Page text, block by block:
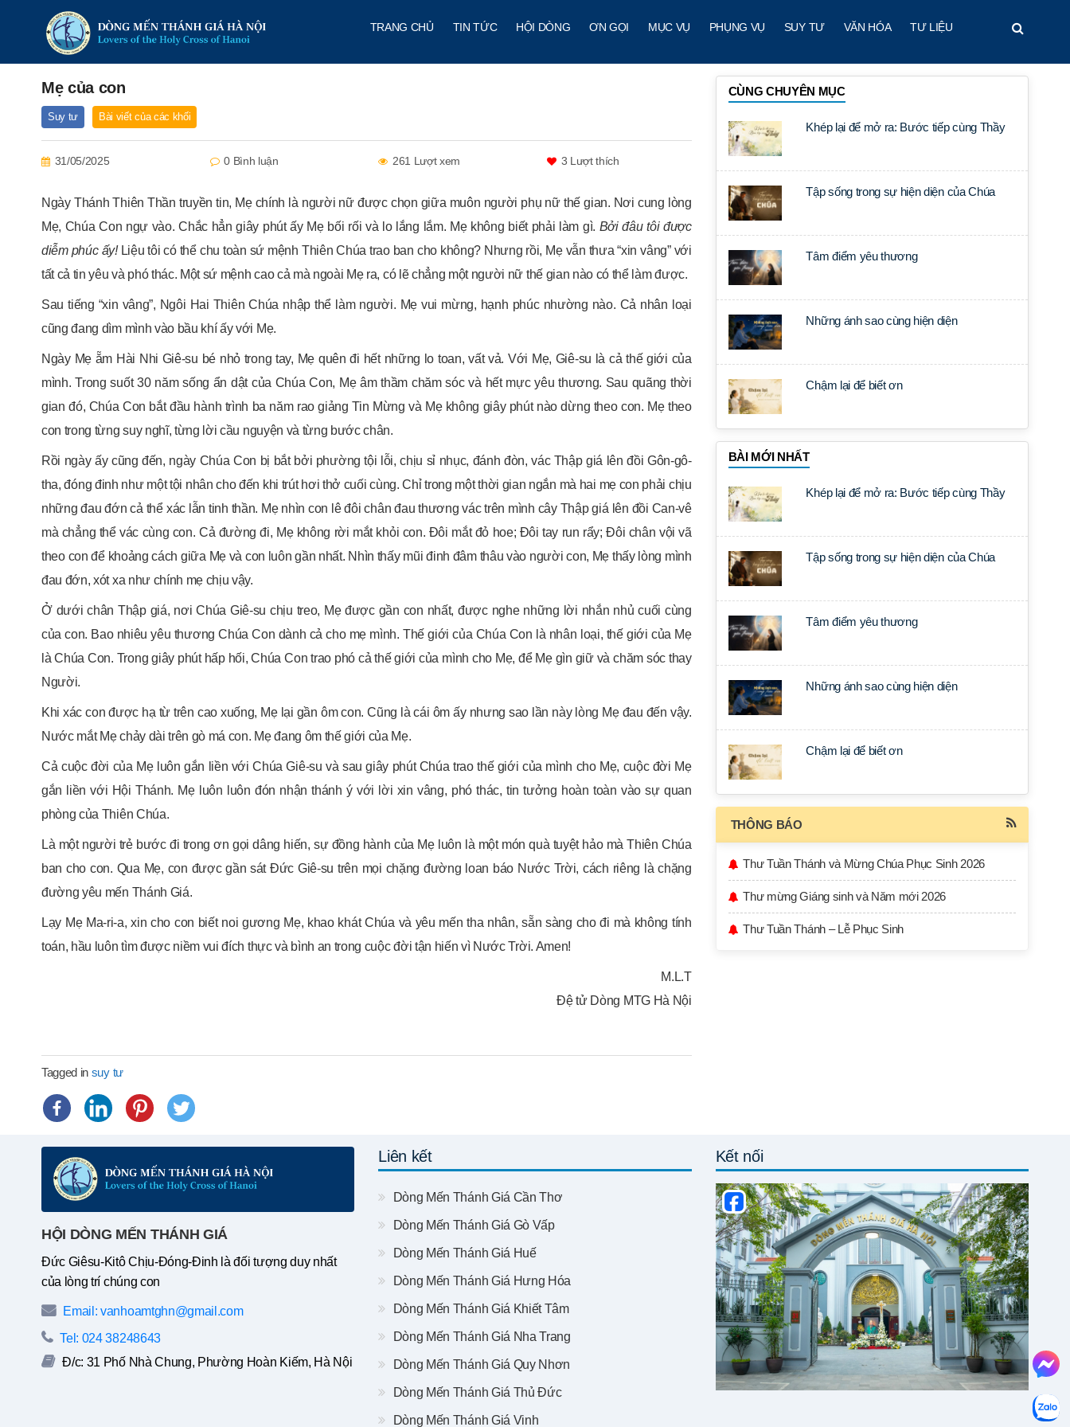
TRANG CHỦ TIN TỨC HỘI DÒNG ƠN GỌI MỤC VỤ PHỤNG VỤ SUY TƯ VĂN HÓA TƯ LIỆU
Mẹ của con
Suy tư Bài viết của các khối
31/05/2025 0 Bình luận 261 Lượt xem 3 Lượt thích
Ngày Thánh Thiên Thần truyền tin, Mẹ chính là người nữ được chọn giữa muôn người phụ nữ thế gian. Nơi cung lòng
Mẹ, Chúa Con ngự vào. Chắc hẳn giây phút ấy Mẹ bối rối và lo lắng lắm. Mẹ không biết phải làm gì. Bởi đâu tôi được
diễm phúc ấy! Liệu tôi có thể chu toàn sứ mệnh Thiên Chúa trao ban cho không? Nhưng rồi, Mẹ vẫn thưa “xin vâng” với
tất cả tin yêu và phó thác. Một sứ mệnh cao cả mà ngoài Mẹ ra, có lẽ chẳng một người nữ thế gian nào có thể làm được.
Sau tiếng “xin vâng”, Ngôi Hai Thiên Chúa nhập thể làm người. Mẹ vui mừng, hạnh phúc nhường nào. Cả nhân loại
cũng đang dìm mình vào bầu khí ấy với Mẹ.
Ngày Mẹ ẵm Hài Nhi Giê-su bé nhỏ trong tay, Mẹ quên đi hết những lo toan, vất vả. Với Mẹ, Giê-su là cả thế giới của
mình. Trong suốt 30 năm sống ẩn dật của Chúa Con, Mẹ âm thầm chăm sóc và hết mực yêu thương. Sau quãng thời
gian đó, Chúa Con bắt đầu hành trình ba năm rao giảng Tin Mừng và Mẹ không giây phút nào dừng theo con. Mẹ theo
con trong từng suy nghĩ, từng lời cầu nguyện và từng bước chân.
Rồi ngày ấy cũng đến, ngày Chúa Con bị bắt bởi phường tội lỗi, chịu sỉ nhục, đánh đòn, vác Thập giá lên đồi Gôn-gô-
tha, đóng đinh như một tội nhân cho đến khi trút hơi thở cuối cùng. Chỉ trong một thời gian ngắn mà hai mẹ con phải chịu
những đau đớn cả thể xác lẫn tinh thần. Mẹ nhìn con lê đôi chân đau thương vác trên mình cây Thập giá lên đồi Can-vê
mà chẳng thể vác cùng con. Cả đường đi, Mẹ không rời mắt khỏi con. Đôi mắt đỏ hoe; Đôi tay run rẩy; Đôi chân vội vã
theo con để khoảng cách giữa Mẹ và con luôn gần nhất. Nhìn thấy mũi đinh đâm thâu vào người con, Mẹ thấy lòng mình
đau đớn, xót xa như chính mẹ chịu vậy.
Ở dưới chân Thập giá, nơi Chúa Giê-su chịu treo, Mẹ được gần con nhất, được nghe những lời nhắn nhủ cuối cùng
của con. Bao nhiêu yêu thương Chúa Con dành cả cho mẹ mình. Thế giới của Chúa Con là nhân loại, thế giới của Mẹ
là Chúa Con. Trong giây phút hấp hối, Chúa Con trao phó cả thế giới của mình cho Mẹ, để Mẹ gìn giữ và chăm sóc thay
Người.
Khi xác con được hạ từ trên cao xuống, Mẹ lại gần ôm con. Cũng là cái ôm ấy nhưng sao lần này lòng Mẹ đau đến vậy.
Nước mắt Mẹ chảy dài trên gò má con. Mẹ đang ôm thế giới của Mẹ.
Cả cuộc đời của Mẹ luôn gắn liền với Chúa Giê-su và sau giây phút Chúa trao thế giới của mình cho Mẹ, cuộc đời Mẹ
gắn liền với Hội Thánh. Mẹ luôn luôn đón nhận thánh ý với lời xin vâng, phó thác, tin tưởng hoàn toàn vào sự quan
phòng của Thiên Chúa.
Là một người trẻ bước đi trong ơn gọi dâng hiến, sự đồng hành của Mẹ luôn là một món quà tuyệt hảo mà Thiên Chúa
ban cho con. Qua Mẹ, con được gần sát Đức Giê-su trên mọi chặng đường loan báo Nước Trời, cách riêng là chặng
đường yêu mến Thánh Giá.
Lạy Mẹ Ma-ri-a, xin cho con biết noi gương Mẹ, khao khát Chúa và yêu mến tha nhân, sẵn sàng cho đi mà không tính
toán, hầu luôn tìm được niềm vui đích thực và bình an trong cuộc đời tận hiến vì Nước Trời. Amen!
M.L.T
Đệ tử Dòng MTG Hà Nội
Tagged in suy tư
CÙNG CHUYÊN MỤC
Khép lại để mở ra: Bước tiếp cùng Thầy
Tập sống trong sự hiện diện của Chúa
Tâm điểm yêu thương
Những ánh sao cùng hiện diện
Chậm lại để biết ơn
BÀI MỚI NHẤT
Khép lại để mở ra: Bước tiếp cùng Thầy
Tập sống trong sự hiện diện của Chúa
Tâm điểm yêu thương
Những ánh sao cùng hiện diện
Chậm lại để biết ơn
THÔNG BÁO
Thư Tuần Thánh và Mừng Chúa Phục Sinh 2026
Thư mừng Giáng sinh và Năm mới 2026
Thư Tuần Thánh – Lễ Phục Sinh
HỘI DÒNG MẾN THÁNH GIÁ
Đức Giêsu-Kitô Chịu-Đóng-Đinh là đối tượng duy nhất
của lòng trí chúng con
Email: vanhoamtghn@gmail.com
Tel: 024 38248643
Đ/c: 31 Phố Nhà Chung, Phường Hoàn Kiếm, Hà Nội
Liên kết
Dòng Mến Thánh Giá Cần Thơ
Dòng Mến Thánh Giá Gò Vấp
Dòng Mến Thánh Giá Huế
Dòng Mến Thánh Giá Hưng Hóa
Dòng Mến Thánh Giá Khiết Tâm
Dòng Mến Thánh Giá Nha Trang
Dòng Mến Thánh Giá Quy Nhơn
Dòng Mến Thánh Giá Thủ Đức
Dòng Mến Thánh Giá Vinh
Kết nối